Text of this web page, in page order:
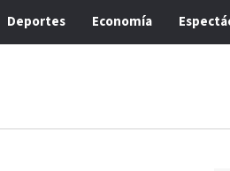
Deportes Economía